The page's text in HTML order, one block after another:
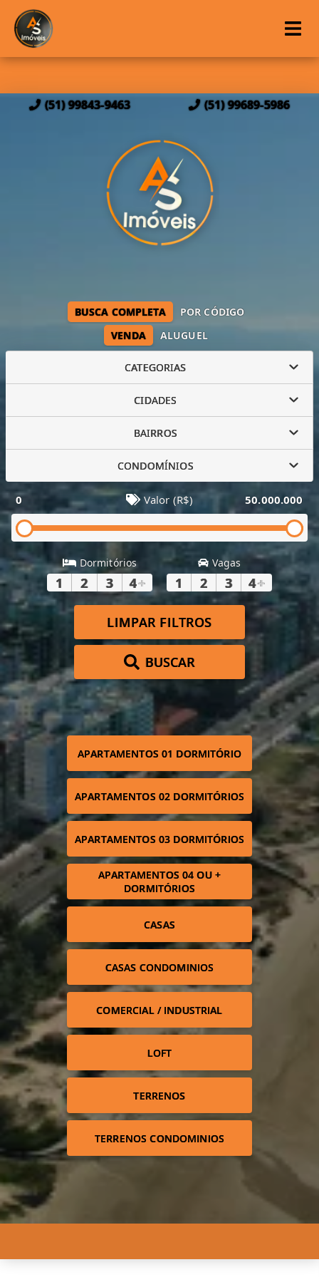
(51) 99843-9463 (51) 99689-5986
VENDA ALUGUEL
BUSCA COMPLETA POR CÓDIGO
CATEGORIAS
CIDADES
BAIRROS
CONDOMÍNIOS
0 Valor (R$) 50.000.000
Dormitórios
1 2 3 4+
Vagas
1 2 3 4+
LIMPAR FILTROS
BUSCAR
APARTAMENTOS 01 DORMITÓRIO
APARTAMENTOS 02 DORMITÓRIOS
APARTAMENTOS 03 DORMITÓRIOS
APARTAMENTOS 04 OU +
DORMITÓRIOS
CASAS
CASAS CONDOMINIOS
COMERCIAL / INDUSTRIAL
LOFT
TERRENOS
TERRENOS CONDOMINIOS